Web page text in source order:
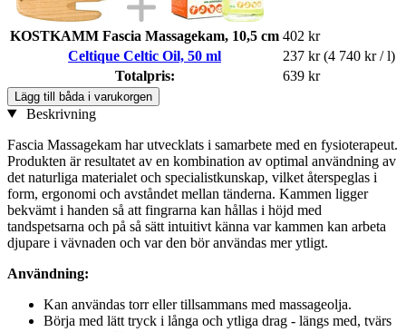
KOSTKAMM Fascia Massagekam, 10,5 cm 402 kr
Celtique Celtic Oil, 50 ml
237 kr (4 740 kr / l)
Totalpris:
639 kr
Lägg till båda i varukorgen
Beskrivning
Fascia Massagekam har utvecklats i samarbete med en fysioterapeut.
Produkten är resultatet av en kombination av optimal användning av
det naturliga materialet och specialistkunskap, vilket återspeglas i
form, ergonomi och avståndet mellan tänderna. Kammen ligger
bekvämt i handen så att fingrarna kan hållas i höjd med
tandspetsarna och på så sätt intuitivt känna var kammen kan arbeta
djupare i vävnaden och var den bör användas mer ytligt.
Användning:
Kan användas torr eller tillsammans med massageolja.
Börja med lätt tryck i långa och ytliga drag - längs med, tvärs